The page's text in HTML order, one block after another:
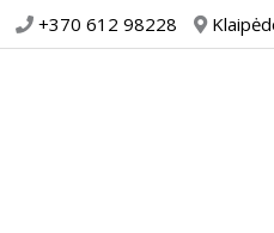
+370 612 98228